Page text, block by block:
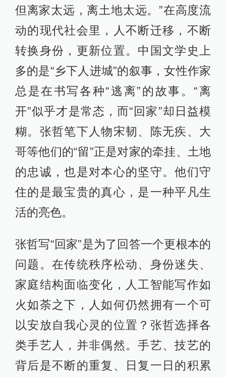
但离家太远，离土地太远。”在高度流
动的现代社会里，人不断迁移，不断
转换身份，更新位置。中国文学史上
多的是“乡下人进城”的叙事，女性作家
总是在书写各种“逃离”的故事。“离
开”似乎才是常态，而“回家”却日益模
糊。张哲笔下人物宋韧、陈无疾、大
哥等他们的“留”正是对家的牵挂、土地
的忠诚，也是对本心的坚守。他们守
住的是最宝贵的真心，是一种平凡生
活的亮色。
张哲写“回家”是为了回答一个更根本的
问题。在传统秩序松动、身份迷失、
家庭结构面临变化，人工智能写作如
火如荼之下，人如何仍然拥有一个可
以安放自我心灵的位置？张哲选择各
类手艺人，并非偶然。手艺、技艺的
背后是不断的重复、日复一日的积累